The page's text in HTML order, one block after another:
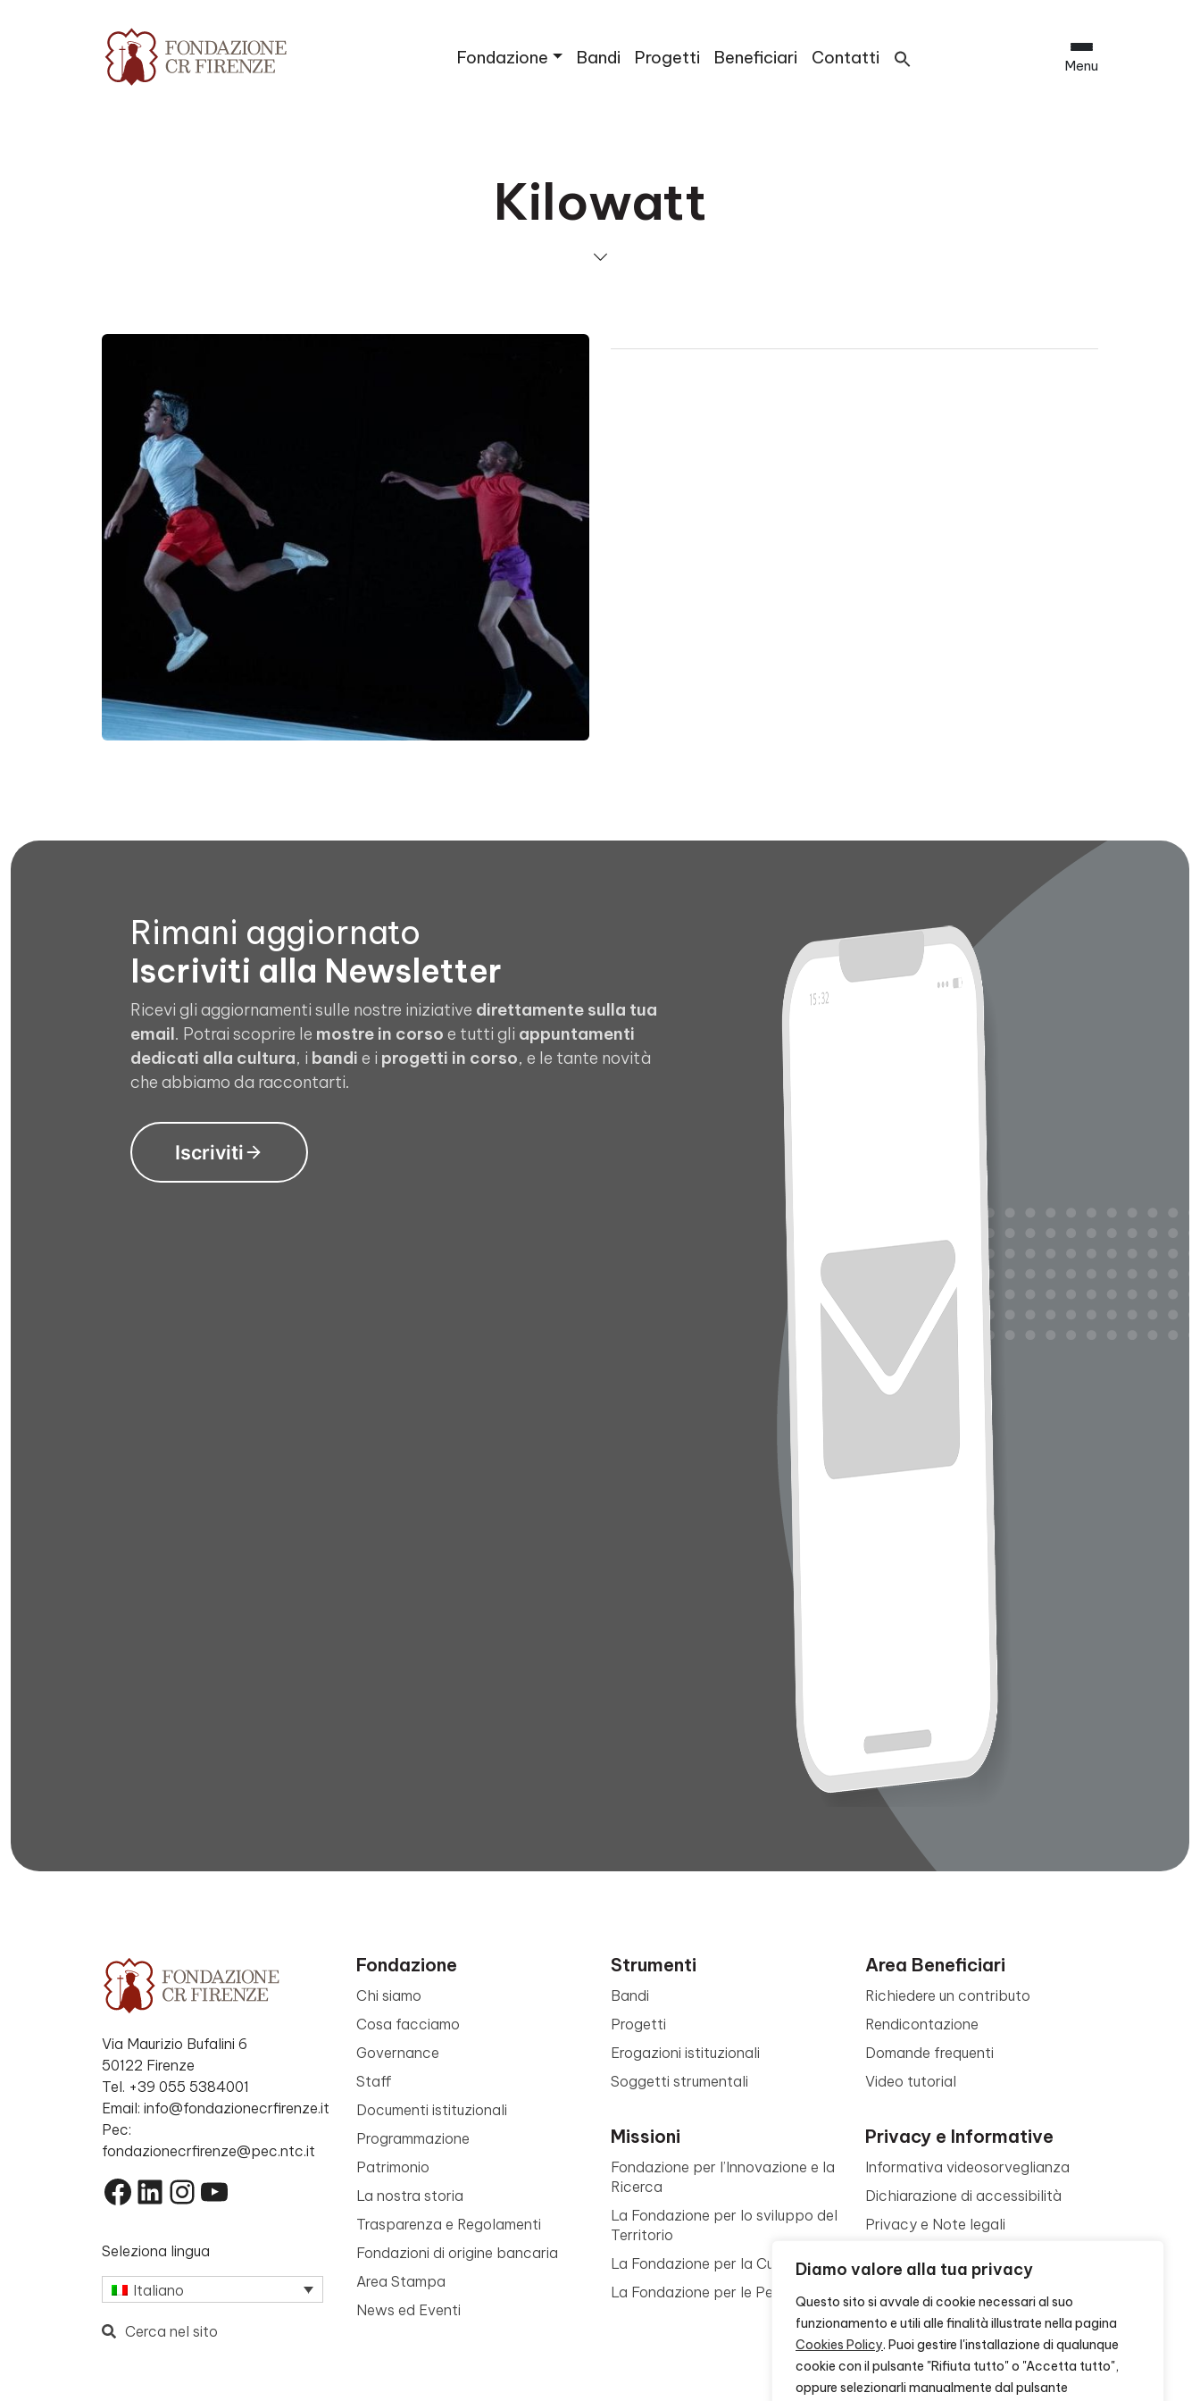
Diamo valore alla tua privacy
Questo sito si avvale di cookie necessari al suo
funzionamento e utili alle finalità illustrate nella pagina
Cookies Policy. Puoi gestire l'installazione di qualunque
cookie con il pulsante "Rifiuta tutto" o "Accetta tutto",
oppure selezionarli manualmente dal pulsante
Fondazione Bandi Progetti Beneficiari Contatti Menu
Kilowatt
Rimani aggiornato
Iscriviti alla Newsletter
Ricevi gli aggiornamenti sulle nostre iniziative direttamente sulla tua
email. Potrai scoprire le mostre in corso e tutti gli appuntamenti
dedicati alla cultura, i bandi e i progetti in corso, e le tante novità
che abbiamo da raccontarti.
Iscriviti
Via Maurizio Bufalini 6
50122 Firenze
Tel. +39 055 5384001
Email: info@fondazionecrfirenze.it
Pec:
fondazionecrfirenze@pec.ntc.it
Facebook
LinkedIn
Instagram
YouTube
Seleziona lingua
Italiano
Cerca nel sito
Fondazione
Chi siamo
Cosa facciamo
Governance
Staff
Documenti istituzionali
Programmazione
Patrimonio
La nostra storia
Trasparenza e Regolamenti
Fondazioni di origine bancaria
Area Stampa
News ed Eventi
Strumenti
Bandi
Progetti
Erogazioni istituzionali
Soggetti strumentali
Missioni
Fondazione per l’Innovazione e la
Ricerca
La Fondazione per lo sviluppo del
Territorio
La Fondazione per la Cultura
La Fondazione per le Persone
Area Beneficiari
Richiedere un contributo
Rendicontazione
Domande frequenti
Video tutorial
Privacy e Informative
Informativa videosorveglianza
Dichiarazione di accessibilità
Privacy e Note legali
Contattaci